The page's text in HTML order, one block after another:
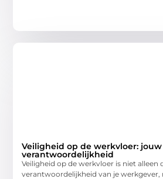
Veiligheid op de werkvloer:
verantwoordelijkheid
Veiligheid op de werkvloer is niet alleen
verantwoordelijkheid van je werkgever,